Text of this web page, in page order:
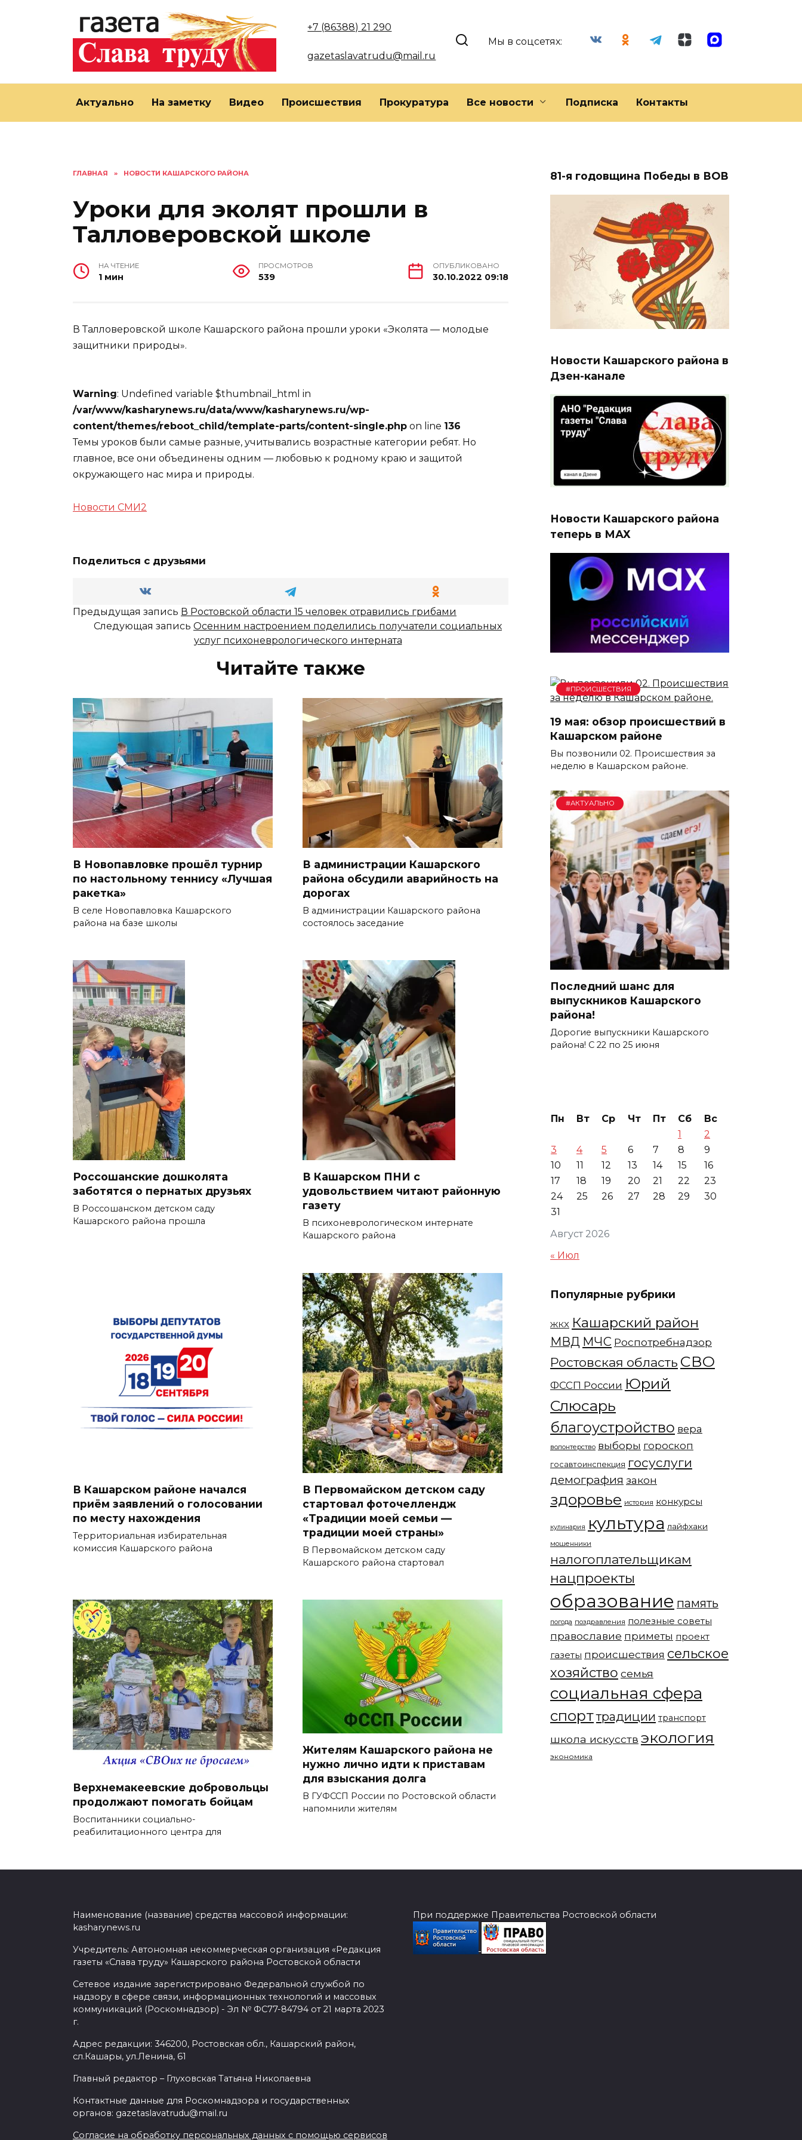
+7 (86388) 21 290
gazetaslavatrudu@mail.ru
Мы в соцсетях:
Актуально На заметку Видео Происшествия Прокуратура Все новости Подписка Контакты
ГЛАВНАЯ » НОВОСТИ КАШАРСКОГО РАЙОНА
Уроки для эколят прошли в
Талловеровской школе
НА ЧТЕНИЕ
1 мин
ПРОСМОТРОВ
539
ОПУБЛИКОВАНО
30.10.2022 09:18
В Талловеровской школе Кашарского района прошли уроки «Эколята — молодые
защитники природы».
Warning: Undefined variable $thumbnail_html in
/var/www/kasharynews.ru/data/www/kasharynews.ru/wp-
content/themes/reboot_child/template-parts/content-single.php on line 136
Темы уроков были самые разные, учитывались возрастные категории ребят. Но
главное, все они объединены одним — любовью к родному краю и защитой
окружающего нас мира и природы.
Новости СМИ2
Поделиться с друзьями
Предыдущая запись В Ростовской области 15 человек отравились грибами
Следующая запись Осенним настроением поделились получатели социальных
услуг психоневрологического интерната
Читайте также
В Новопавловке прошёл турнир
по настольному теннису «Лучшая
ракетка»
В селе Новопавловка Кашарского
района на базе школы
В администрации Кашарского
района обсудили аварийность на
дорогах
В администрации Кашарского района
состоялось заседание
Россошанские дошколята
заботятся о пернатых друзьях
В Россошанском детском саду
Кашарского района прошла
В Кашарском ПНИ с
удовольствием читают районную
газету
В психоневрологическом интернате
Кашарского района
В Кашарском районе начался
приём заявлений о голосовании
по месту нахождения
Территориальная избирательная
комиссия Кашарского района
В Первомайском детском саду
стартовал фоточеллендж
«Традиции моей семьи —
традиции моей страны»
В Первомайском детском саду
Кашарского района стартовал
Верхнемакеевские добровольцы
продолжают помогать бойцам
Воспитанники социально-
реабилитационного центра для
Жителям Кашарского района не
нужно лично идти к приставам
для взыскания долга
В ГУФССП России по Ростовской области
напомнили жителям
81-я годовщина Победы в ВОВ
Новости Кашарского района в
Дзен-канале
Новости Кашарского района
теперь в МАХ
#ПРОИСШЕСТВИЯ
19 мая: обзор происшествий в
Кашарском районе
Вы позвонили 02. Происшествия за
неделю в Кашарском районе.
#АКТУАЛЬНО
Последний шанс для
выпускников Кашарского
района!
Дорогие выпускники Кашарского
района! С 22 по 25 июня
Август 2026
Пн Вт Ср Чт Пт Сб
Вс
1
2
3
4 5 6 7 8
9
10
11 12 13 14 15
16
17
18 19 20 21 22
23
24
25 26 27 28 29
30
31
« Июл
Популярные рубрики
ЖКХ Кашарский район
МВД МЧС Роспотребнадзор
Ростовская область СВО
ФССП России Юрий
Слюсарь
благоустройство вера
волонтерство выборы гороскоп
госавтоинспекция госуслуги
демография закон
здоровье история конкурсы
кулинария культура лайфхаки
мошенники
налогоплательщикам
нацпроекты
образование память
погода поздравления полезные советы
православие приметы проект
газеты происшествия сельское
хозяйство семья
социальная сфера
спорттрадиции транспорт
школа искусств экология
экономика
Наименование (название) средства массовой информации:
kasharynews.ru
Учредитель: Автономная некоммерческая организация «Редакция
газеты «Слава труду» Кашарского района Ростовской области
Сетевое издание зарегистрировано Федеральной службой по
надзору в сфере связи, информационных технологий и массовых
коммуникаций (Роскомнадзор) - Эл № ФС77-84794 от 21 марта 2023
г.
Адрес редакции: 346200, Ростовская обл., Кашарский район,
сл.Кашары, ул.Ленина, 61
Главный редактор – Глуховская Татьяна Николаевна
Контактные данные для Роскомнадзора и государственных
органов: gazetaslavatrudu@mail.ru
Согласие на обработку персональных данных с помощью сервисов
При поддержке Правительства Ростовской области